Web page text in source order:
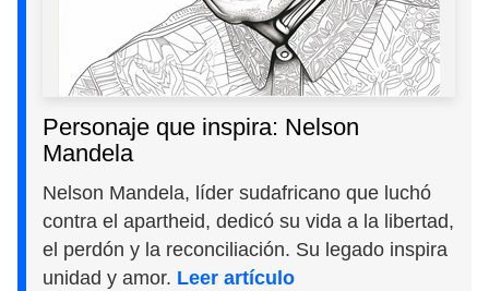
Personaje que inspira: Nelson
Mandela
Nelson Mandela, líder sudafricano que luchó
contra el apartheid, dedicó su vida a la libertad,
el perdón y la reconciliación. Su legado inspira
unidad y amor. Leer artículo